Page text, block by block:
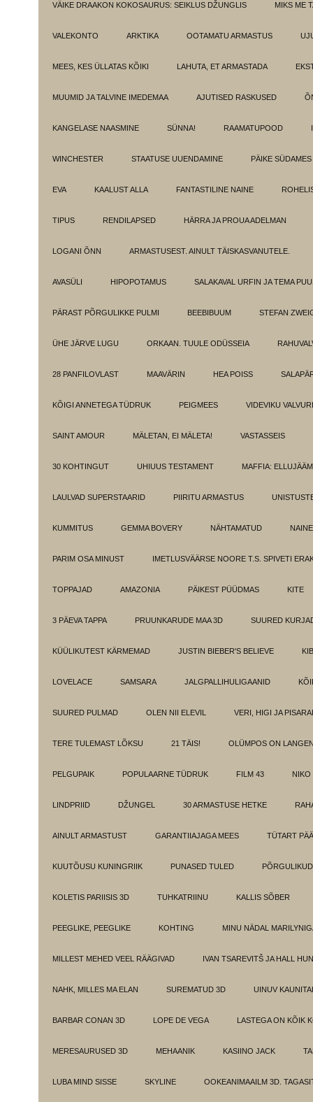
VÄIKE DRAAKON KOKOSAURUS: SEIKLUS DŽUNGLIS MIKS ME
VALEKONTO ARKTIKA OOTAMATU ARMASTUS
MEES, KES ÜLLATAS KÕIKI LAHUTA, ET ARMASTADA
MUUMID JA TALVINE IMEDEMAA AJUTISED RASKUSED
KANGELASE NAASMINE SÜNNA! RAAMATUPOOD
WINCHESTER STAATUSE UUENDAMINE PÄIKE SÜDAMES
EVA KAALUST ALLA FANTASTILINE NAINE
TIPUS RENDILAPSED HÄRRA JA PROUA ADELMAN
LOGANI ÕNN ARMASTUSEST. AINULT TÄISKASVANUTELE.
AVASÜLI HIPOPOTAMUS SALAKAVAL URFIN JA TEMA
PÄRAST PÕRGULIKKE PULMI BEEBIBUUM STEFAN
ÜHE JÄRVE LUGU ORKAAN. TUULE ODÜSSEIA
28 PANFILOVLAST MAAVÄRIN HEA POISS
KÕIGI ANNETEGA TÜDRUK PEIGMEES VIDEVIKU
SAINT AMOUR MÄLETAN, EI MÄLETA! VASTASSEIS
30 KOHTINGUT UHIUUS TESTAMENT MAFFIA:
LAULVAD SUPERSTAARID PIIRITU ARMASTUS
KUMMITUS GEMMA BOVERY NÄHTAMATUD
PARIM OSA MINUST IMETLUSVÄÄRSE NOORE T.S. SPIVETI
TOPPAJAD AMAZONIA PÄIKEST PÜÜDMAS KITE
3 PÄEVA TAPPA PRUUNKARUDE MAA 3D SUURED
KÜÜLIKUTEST KÄRMEMAD JUSTIN BIEBER'S BELIEVE
LOVELACE SAMSARA JALGPALLIHULIGAANID
SUURED PULMAD OLEN NII ELEVIL VERI, HIGI JA
TERE TULEMAST LÕKSU 21 TÄIS! OLÜMPOS ON
PELGUPAIK POPULAARNE TÜDRUK FILM 43 NIKO
LINDPRIID DŽUNGEL 30 ARMASTUSE HETKE
AINULT ARMASTUST GARANTIIAJAGA MEES TÜTART
KUUTÕUSU KUNINGRIIK PUNASED TULED
KOLETIS PARIISIS 3D TUHKATRIINU KALLIS SÕBER
PEEGLIKE, PEEGLIKE KOHTING MINU NÄDAL
MILLEST MEHED VEEL RÄÄGIVAD IVAN TSAREVITŠ JA HALL
NAHK, MILLES MA ELAN SUREMATUD 3D UINUV
BARBAR CONAN 3D LOPE DE VEGA LASTEGA ON KÕIK
MERESAURUSED 3D MEHAANIK KASIINO JACK
LUBA MIND SISSE SKYLINE OOKEANIMAAILM 3D.